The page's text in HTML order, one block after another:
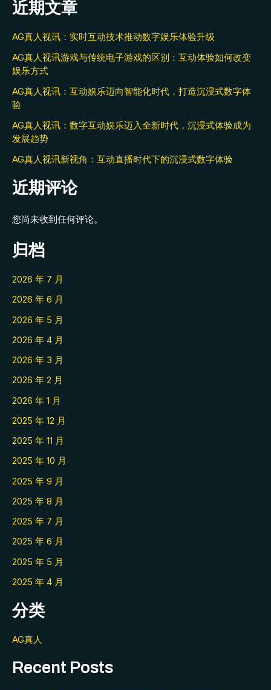
近期文章
AG真人视讯：实时互动技术推动数字娱乐体验升级
AG真人视讯游戏与传统电子游戏的区别：互动体验如何改变
娱乐方式
AG真人视讯：互动娱乐迈向智能化时代，打造沉浸式数字体
验
AG真人视讯：数字互动娱乐迈入全新时代，沉浸式体验成为
发展趋势
AG真人视讯新视角：互动直播时代下的沉浸式数字体验
近期评论
您尚未收到任何评论。
归档
2026 年 7 月
2026 年 6 月
2026 年 5 月
2026 年 4 月
2026 年 3 月
2026 年 2 月
2026 年 1 月
2025 年 12 月
2025 年 11 月
2025 年 10 月
2025 年 9 月
2025 年 8 月
2025 年 7 月
2025 年 6 月
2025 年 5 月
2025 年 4 月
分类
AG真人
Recent Posts